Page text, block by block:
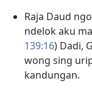
Raja Daud
ndelok aku
139:16) Dadi,
wong sing
kandungan.